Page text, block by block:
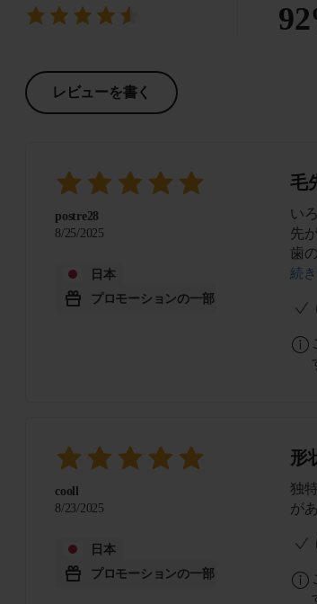
レビューを書く
92
postre28
8/25/2025
日本
プロモーションの一部
毛
い
先
歯
か
続
cooll
8/23/2025
日本
プロモーションの一部
形
独
が